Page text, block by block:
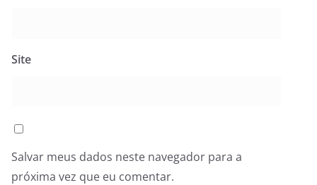
Site
Salvar meus dados neste navegador para a
próxima vez que eu comentar.